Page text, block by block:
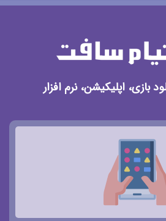
بازی، اپلیکیشن، نرم افزار